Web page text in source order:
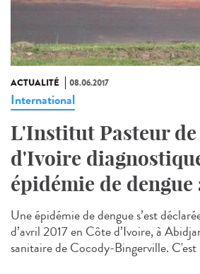
ACTUALITÉ 08.06.2017
International
L'Institut Pasteur de
d'Ivoire
épidémie de
Une épidémie de dengue s’est
d’avril 2017 en Côte d’Ivoire, à
sanitaire de Cocody-Bingerville. C'est